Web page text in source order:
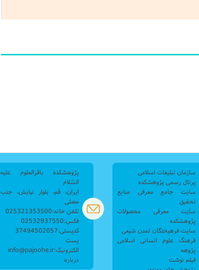
سازمان تبلیغات اسلامی
پرتال رسمی پژوهشکده
سایت جامع معرفی منابع
تحقیق
سایت معرفی محصولات
پژوهشکده
سایت فرهیختگان تمدن شیعی
فرهنگ علوم انسانی اسلامی
پژوهه
فیلم نوشت
پژوهشکده باقرالعلوم علیه
السّلام
ایران، قم، بلوار نیایش، جنب
مصلی
تلفن خانه:025321353500
فکس:02532937550
کدپستی:37494502057
پست
الکترونیک:info@pajoohe.ir
درباره